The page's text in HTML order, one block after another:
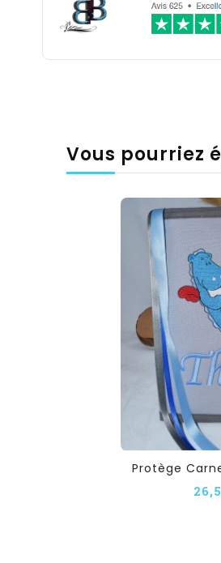
Vous pourriez
Protège